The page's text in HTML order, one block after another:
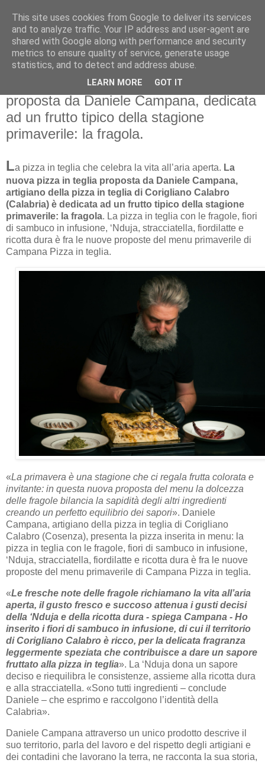
PIZZAIOLI: La nuova pizza in teglia
proposta da Daniele Campana, dedicata
ad un frutto tipico della stagione
primaverile: la fragola.
La pizza in teglia che celebra la vita all’aria aperta. La
nuova pizza in teglia proposta da Daniele Campana,
artigiano della pizza in teglia di Corigliano Calabro
(Calabria) è dedicata ad un frutto tipico della stagione
primaverile: la fragola. La pizza in teglia con le fragole, fiori
di sambuco in infusione, ‘Nduja, stracciatella, fiordilatte e
ricotta dura è fra le nuove proposte del menu primaverile di
Campana Pizza in teglia.
«La primavera è una stagione che ci regala frutta colorata e
invitante: in questa nuova proposta del menu la dolcezza
delle fragole bilancia la sapidità degli altri ingredienti
creando un perfetto equilibrio dei sapori». Daniele
Campana, artigiano della pizza in teglia di Corigliano
Calabro (Cosenza), presenta la pizza inserita in menu: la
pizza in teglia con le fragole, fiori di sambuco in infusione,
‘Nduja, stracciatella, fiordilatte e ricotta dura è fra le nuove
proposte del menu primaverile di Campana Pizza in teglia.
«Le fresche note delle fragole richiamano la vita all’aria
aperta, il gusto fresco e succoso attenua i gusti decisi
della ‘Nduja e della ricotta dura - spiega Campana - Ho
inserito i fiori di sambuco in infusione, di cui il territorio
di Corigliano Calabro è ricco, per la delicata fragranza
leggermente speziata che contribuisce a dare un sapore
fruttato alla pizza in teglia». La ‘Nduja dona un sapore
deciso e riequilibra le consistenze, assieme alla ricotta dura
e alla stracciatella. «Sono tutti ingredienti – conclude
Daniele – che esprimo e raccolgono l’identità della
Calabria».
Daniele Campana attraverso un unico prodotto descrive il
suo territorio, parla del lavoro e del rispetto degli artigiani e
dei contadini che lavorano la terra, ne racconta la sua storia,
This site uses cookies from Google to deliver its services
and to analyze traffic. Your IP address and user-agent are
shared with Google along with performance and security
metrics to ensure quality of service, generate usage
statistics, and to detect and address abuse.
LEARN MORE GOT IT